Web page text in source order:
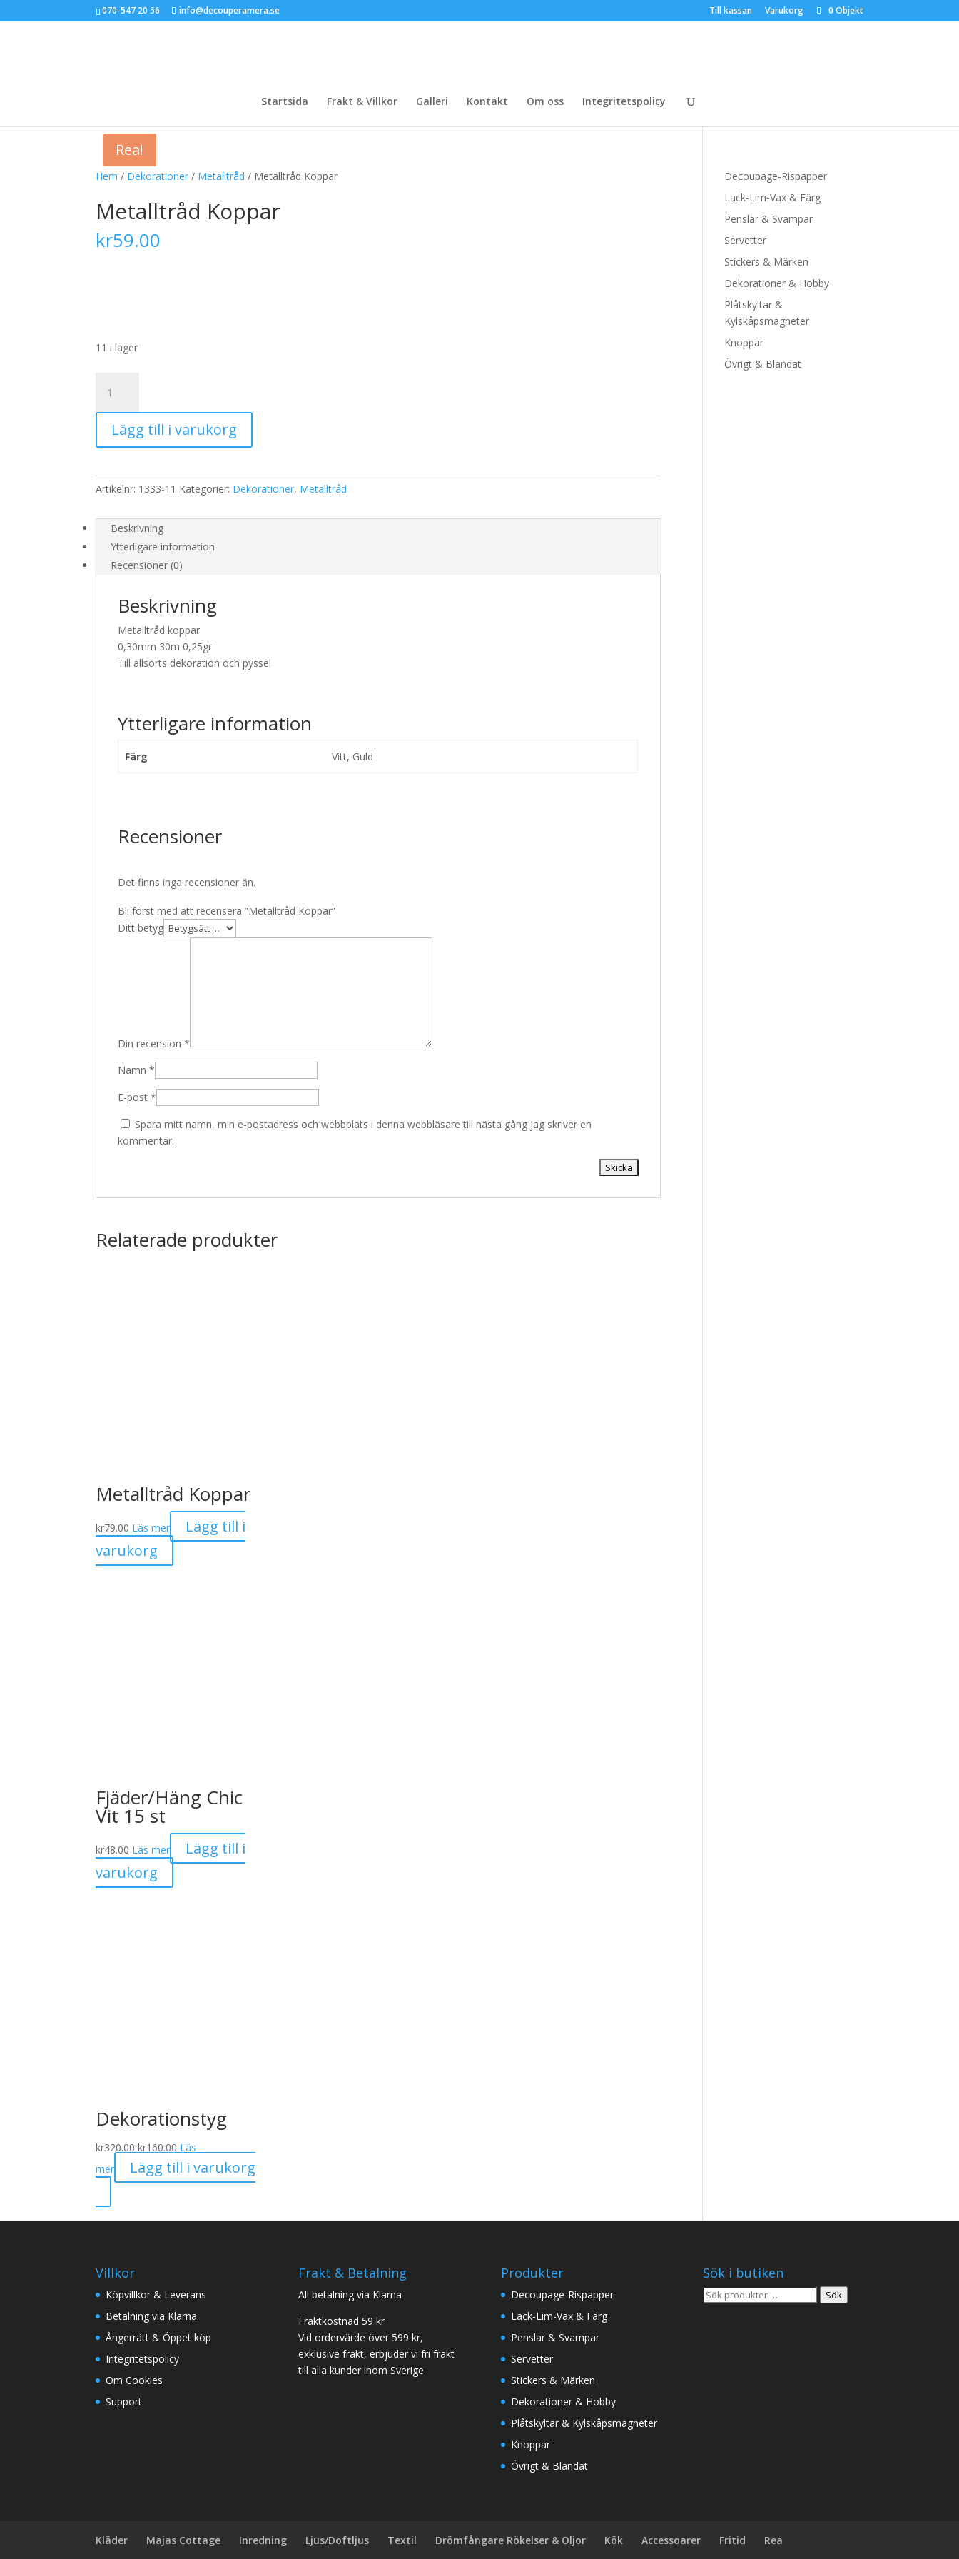
070-547 20 56 info@decouperamera.se Till kassan Varukorg 0 Objekt
Startsida Frakt & Villkor Galleri Kontakt Om oss Integritetspolicy
Hem / Dekorationer / Metalltråd / Metalltråd Koppar
Metalltråd Koppar
kr59.00
11 i lager
Koppar
mängd
Lägg till i varukorg
Artikelnr: 1333-11 Kategorier: Dekorationer, Metalltråd
Beskrivning
Ytterligare information
Recensioner (0)
Beskrivning
Metalltråd koppar
0,30mm 30m 0,25gr
Till allsorts dekoration och pyssel
Ytterligare information
Färg Vitt, Guld
Recensioner
Det finns inga recensioner än.
Bli först med att recensera ”Metalltråd Koppar”
Ditt betyg
Din recension*
Namn*
E-post*
Spara mitt namn, min e-postadress och webbplats i denna webbläsare till nästa gång jag skriver en
kommentar.
Relaterade produkter
Metalltråd Koppar
kr79.00 Läs mer
Lägg till i
varukorg
Fjäder/Häng Chic
Vit 15 st
kr48.00 Läs mer
Lägg till i
varukorg
Rea!
Dekorationstyg
kr320.00Det
ursprungliga
priset
kr160.00 Det
nuvarande
priset
Läs
mer
Lägg till i varukorg
Decoupage-Rispapper
Lack-Lim-Vax & Färg
Penslar & Svampar
Servetter
Stickers & Märken
Dekorationer & Hobby
Plåtskyltar &
Kylskåpsmagneter
Knoppar
Övrigt & Blandat
Villkor
Köpvillkor & Leverans
Betalning via Klarna
Ångerrätt & Öppet köp
Integritetspolicy
Om Cookies
Support
Frakt & Betalning
All betalning via Klarna
Fraktkostnad 59 kr
Vid ordervärde över 599 kr,
exklusive frakt, erbjuder vi fri frakt
till alla kunder inom Sverige
Produkter
Decoupage-Rispapper
Lack-Lim-Vax & Färg
Penslar & Svampar
Servetter
Stickers & Märken
Dekorationer & Hobby
Plåtskyltar & Kylskåpsmagneter
Knoppar
Övrigt & Blandat
Sök i butiken
Sök
Sök
Kläder Majas Cottage Inredning Ljus/Doftljus Textil Drömfångare Rökelser & Oljor Kök Accessoarer Fritid Rea